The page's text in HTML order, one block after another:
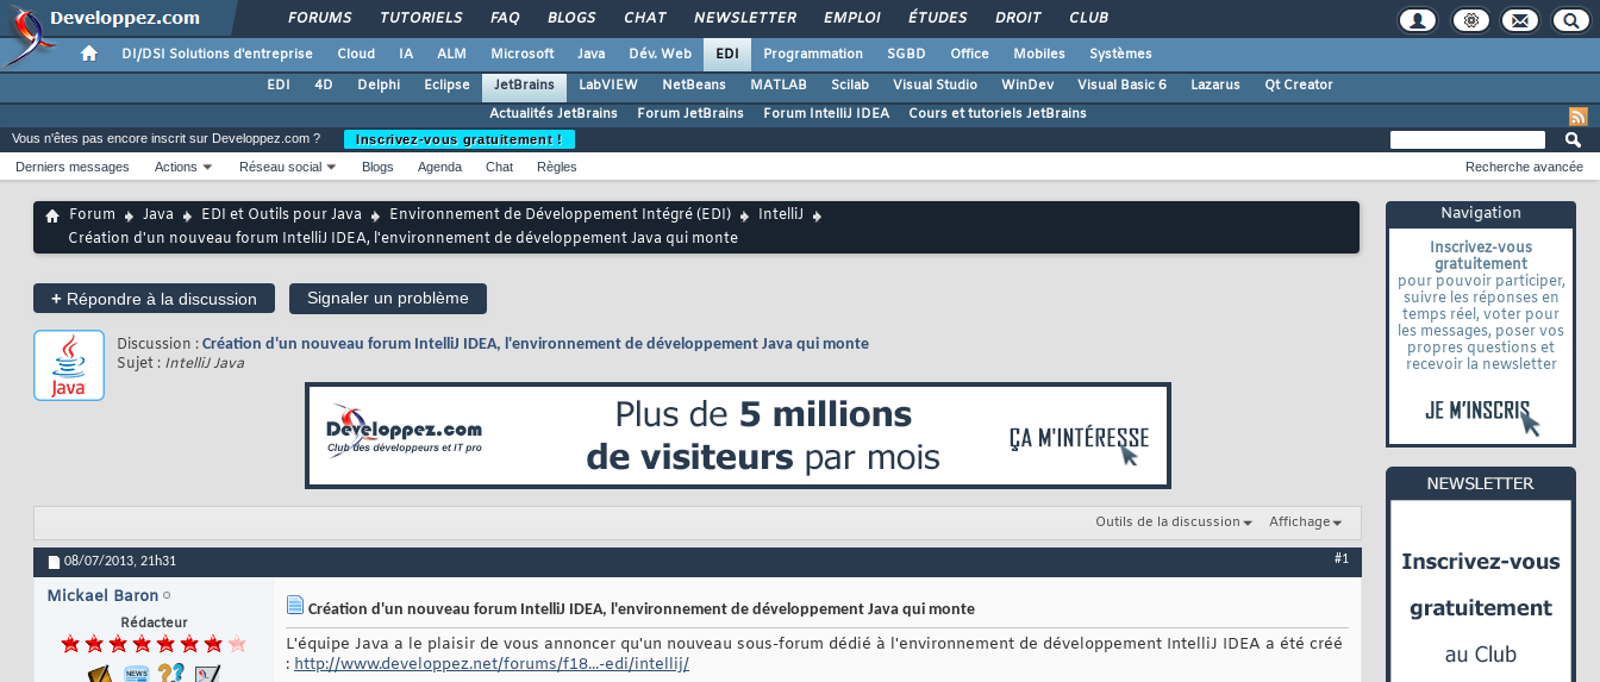
FORUMS TUTORIELS FAQ BLOGS CHAT NEWSLETTER EMPLOI ÉTUDES DROIT CLUB
DI/DSI Solutions d'entreprise Cloud IA ALM Microsoft Java Dév. Web EDI Programmation SGBD Office Mobiles
Systèmes
EDI
4D Delphi Eclipse JetBrains LabVIEW NetBeans MATLAB Scilab Visual Studio WinDev Visual Basic 6 Lazarus
Qt Creator
Actualités JetBrains
Forum JetBrains Forum IntelliJ IDEA Cours et tutoriels JetBrains
Navigation
Inscrivez-vous
gratuitement
pour pouvoir participer,
suivre les réponses en
temps réel, voter pour
les messages, poser vos
propres questions et
recevoir la newsletter
Vous n'êtes pas encore inscrit sur Developpez.com ?
Inscrivez-vous gratuitement !
Derniers messages
Actions Réseau social Blogs Agenda Chat Règles Recherche avancée
Forum Java EDI et Outils pour Java Environnement de Développement Intégré (EDI)
IntelliJ
Création d'un nouveau forum IntelliJ IDEA, l'environnement de développement Java qui monte
+ Répondre à la discussion Signaler un problème
Discussion : Création d'un nouveau forum IntelliJ IDEA, l'environnement de développement Java qui monte
Sujet : IntelliJ Java
Outils de la discussion Affichage
08/07/2013, 21h31 #1
Mickael Baron
Rédacteur
Création d'un nouveau forum IntelliJ IDEA, l'environnement de développement Java qui monte
L'équipe Java a le plaisir de vous annoncer qu'un nouveau sous-forum dédié à l'environnement de développement IntelliJ IDEA a été créé
: http://www.developpez.net/forums/f18...-edi/intellij/